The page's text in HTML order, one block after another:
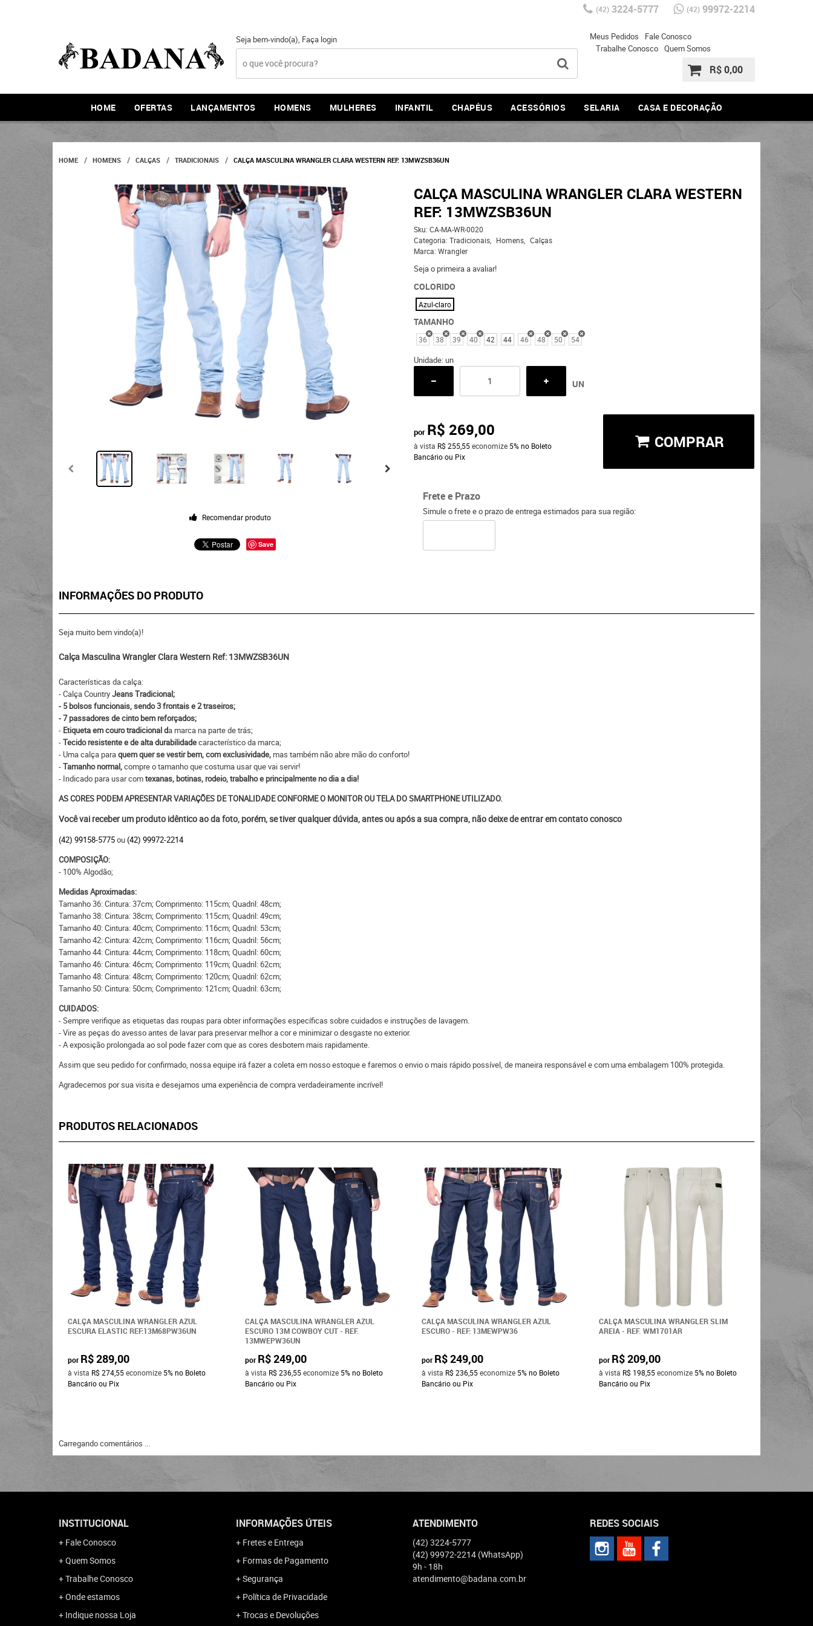
(42)3224-5777 (42)99972-2214
Seja bem-vindo(a), Faça login Meus Pedidos
Fale Conosco
Trabalhe Conosco Quem Somos
R$ 0,00
HOME OFERTAS LANÇAMENTOS HOMENS MULHERES INFANTIL CHAPÉUS ACESSÓRIOS SELARIA CASA E DECORAÇÃO
HOME HOMENS CALÇAS TRADICIONAIS CALÇA MASCULINA WRANGLER CLARA WESTERN REF: 13MWZSB36UN
Recomendar produto
Save
CALÇA MASCULINA WRANGLER CLARA WESTERN
REF: 13MWZSB36UN
Sku: CA-MA-WR-0020
Categoria: Tradicionais Homens
Calças
Marca: Wrangler
Seja o primeira a avaliar!
COLORIDO
Azul-claro
TAMANHO
36 38 39 40 42 44 46 48 50 54
Unidade: un
UN
por R$ 269,00
à vista R$ 255,55economize 5% no Boleto
Bancário ou Pix
COMPRAR
Frete e Prazo
Simule o frete e o prazo de entrega estimados para sua região:
INFORMAÇÕES DO PRODUTO
Seja muito bem vindo(a)!
Calça Masculina Wrangler Clara Western Ref: 13MWZSB36UN
Características da calça:
- Calça CountryJeans Tradicional;
- 5 bolsos funcionais, sendo 3 frontais e 2 traseiros;
- 7 passadores de cinto bem reforçados;
- Etiqueta em couro tradicional da marca na parte de trás;
-Tecido resistente e de alta durabilidadecaracterístico da marca;
- Uma calça paraquem quer se vestir bem, com exclusividade,mas também não abre mão do conforto!
-Tamanho normal,compre o tamanho que costuma usar que vai servir!
- Indicado para usar comtexanas, botinas, rodeio, trabalho e principalmente no dia a dia!
AS CORES PODEM APRESENTAR VARIAÇÕES DE TONALIDADE CONFORME O MONITOR OU TELA DO SMARTPHONE UTILIZADO.
Você vai receber um produto idêntico ao da foto, porém, se tiver qualquer dúvida, antes ou após a sua compra, não deixe de entrar em contato conosco
(42) 99158-5775ou(42) 99972-2214
COMPOSIÇÃO:
- 100% Algodão;
Medidas Aproximadas:
Tamanho 36: Cintura: 37cm; Comprimento: 115cm; Quadril: 48cm;
Tamanho 38: Cintura: 38cm; Comprimento: 115cm; Quadril: 49cm;
Tamanho 40: Cintura: 40cm; Comprimento: 116cm; Quadril: 53cm;
Tamanho 42: Cintura: 42cm; Comprimento: 116cm; Quadril: 56cm;
Tamanho 44: Cintura: 44cm; Comprimento: 118cm; Quadril: 60cm;
Tamanho 46: Cintura: 46cm; Comprimento: 119cm; Quadril: 62cm;
Tamanho 48: Cintura: 48cm; Comprimento: 120cm; Quadril: 62cm;
Tamanho 50: Cintura: 50cm; Comprimento: 121cm; Quadril: 63cm;
CUIDADOS:
- Sempre verifique as etiquetas das roupas para obter informações específicas sobre cuidados e instruções de lavagem.
- Vire as peças do avesso antes de lavar para preservar melhor a cor e minimizar o desgaste no exterior.
- A exposição prolongada ao sol pode fazer com que as cores desbotem mais rapidamente.
Assim que seu pedido for confirmado, nossa equipe irá fazer a coleta em nosso estoque e faremos o envio o mais rápido possível, de maneira responsável e com uma embalagem 100% protegida.
Agradecemos por sua visita e desejamos uma experiência de compra verdadeiramente incrível!
PRODUTOS RELACIONADOS
CALÇA MASCULINA WRANGLER AZUL
ESCURA ELASTIC REF:13M68PW36UN
por R$ 289,00
à vista R$ 274,55economize 5%no Boleto
Bancário ou Pix
CALÇA MASCULINA WRANGLER AZUL
ESCURO 13M COWBOY CUT - REF.
13MWEPW36UN
por R$ 249,00
à vista R$ 236,55economize 5% no Boleto
Bancário ou Pix
CALÇA MASCULINA WRANGLER AZUL
ESCURO - REF: 13MEWPW36
por R$ 249,00
à vista R$ 236,55economize 5%no Boleto
Bancário ou Pix
CALÇA MASCULINA WRANGLER SLIM
AREIA - REF. WM1701AR
por R$ 209,00
à vista R$ 198,55economize 5% no Boleto
Bancário ou Pix
à vistaR$
Bancário
Carregando comentários ...
INSTITUCIONAL
Fale Conosco
Quem Somos
Trabalhe Conosco
Onde estamos
Indique nossa Loja
INFORMAÇÕES ÚTEIS
Fretes e Entrega
Formas de Pagamento
Segurança
Política de Privacidade
Trocas e Devoluções
ATENDIMENTO
(42) 3224-5777
(42) 99972-2214 (WhatsApp)
9h - 18h
atendimento@badana.com.br
REDES SOCIAIS